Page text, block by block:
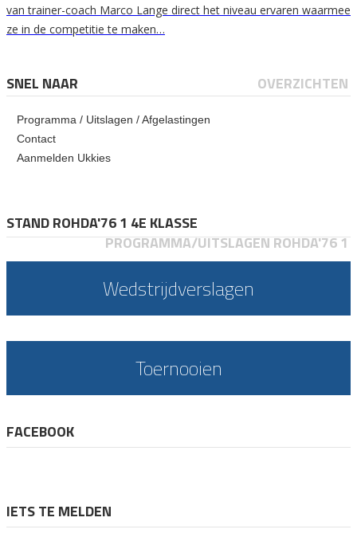
van trainer-coach Marco Lange direct het niveau ervaren waarmee
ze in de competitie te maken…
SNEL NAAR OVERZICHTEN
Programma / Uitslagen / Afgelastingen
Contact
Aanmelden Ukkies
STAND ROHDA'76 1 4E KLASSE
PROGRAMMA/UITSLAGEN ROHDA'76 1
Wedstrijdverslagen
Toernooien
FACEBOOK
IETS TE MELDEN